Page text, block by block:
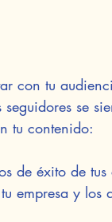
con tu
se
tu contenido:
de éxito de tus
empresa y los